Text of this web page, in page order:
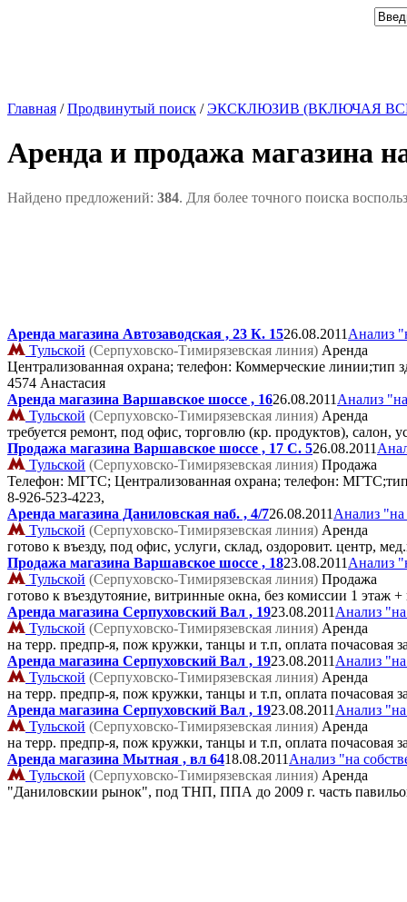
Главная /Продвинутый поиск /ЭКСКЛЮЗИВ (ВКЛЮЧАЯ
Аренда и продажа магазина
Найдено предложений: 384. Для более точного поиска
Аренда магазина Автозаводская , 23 К. 1526.08.2011 Анализ
Тульской (Серпуховско-Тимирязевская линия) Аренда
Централизованная охрана; телефон: Коммерческие
4574 Анастасия
Аренда магазина Варшавское шоссе , 1626.08.2011 Анализ
Тульской (Серпуховско-Тимирязевская линия) Аренда
требуется ремонт, под офис, торговлю (кр. продуктов), салон,
Продажа магазина Варшавское шоссе , 17 C. 526.08.2011
Тульской (Серпуховско-Тимирязевская линия) Продажа
Телефон: МГТС; Централизованная охрана; телефон:
8-926-523-4223,
Аренда магазина Даниловская наб. , 4/726.08.2011 Анализ "на
Тульской (Серпуховско-Тимирязевская линия) Аренда
готово к въезду, под офис, услуги, склад, оздоровит. центр,
Продажа магазина Варшавское шоссе , 1823.08.2011 Анализ
Тульской (Серпуховско-Тимирязевская линия) Продажа
готово к въездутояние, витринные окна, без комиссии 1 этаж
Аренда магазина Серпуховский Вал , 1923.08.2011 Анализ
Тульской (Серпуховско-Тимирязевская линия) Аренда
на терр. предпр-я, пож кружки, танцы и т.п, оплата почасовая
Аренда магазина Серпуховский Вал , 1923.08.2011 Анализ
Тульской (Серпуховско-Тимирязевская линия) Аренда
на терр. предпр-я, пож кружки, танцы и т.п, оплата почасовая
Аренда магазина Серпуховский Вал , 1923.08.2011 Анализ
Тульской (Серпуховско-Тимирязевская линия) Аренда
на терр. предпр-я, пож кружки, танцы и т.п, оплата почасовая
Аренда магазина Мытная , вл 6418.08.2011 Анализ "на
Тульской (Серпуховско-Тимирязевская линия) Аренда
"Даниловскии рынок", под ТНП, ППА до 2009 г. часть